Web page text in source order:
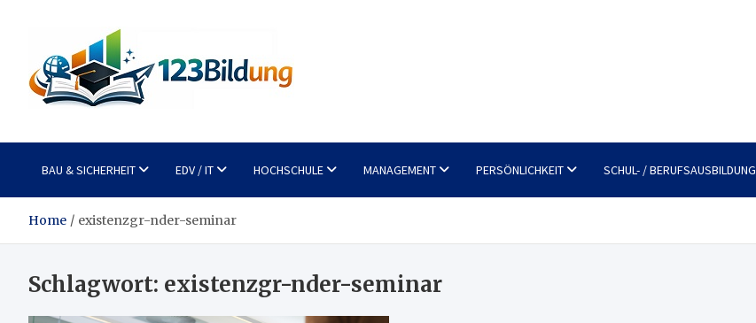
123Bildung
BAU & SICHERHEIT EDV / IT HOCHSCHULE MANAGEMENT PERSÖNLICHKEIT SCHUL- / BERUFSAUSBILDUNG
Home existenzgr-nder-seminar
Schlagwort: existenzgr-nder-seminar